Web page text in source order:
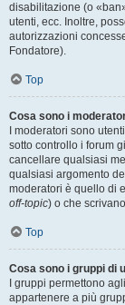
disabilitazione (o
utenti, ecc. Inoltre,
autorizzazioni
Fondatore).
Top
Cosa sono i
I moderatori sono
sotto controllo i forum
cancellare qualsiasi
qualsiasi argomento
moderatori è quello di
off-topic) o che
Top
Cosa sono i gruppi di
I gruppi permettono
appartenere a più